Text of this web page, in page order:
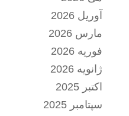
آوریل 2026
مارس 2026
فوریه 2026
ژانویه 2026
اکتبر 2025
سپتامبر 2025